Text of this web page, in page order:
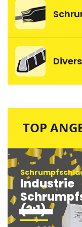
TOP
Industrie
(2:1)